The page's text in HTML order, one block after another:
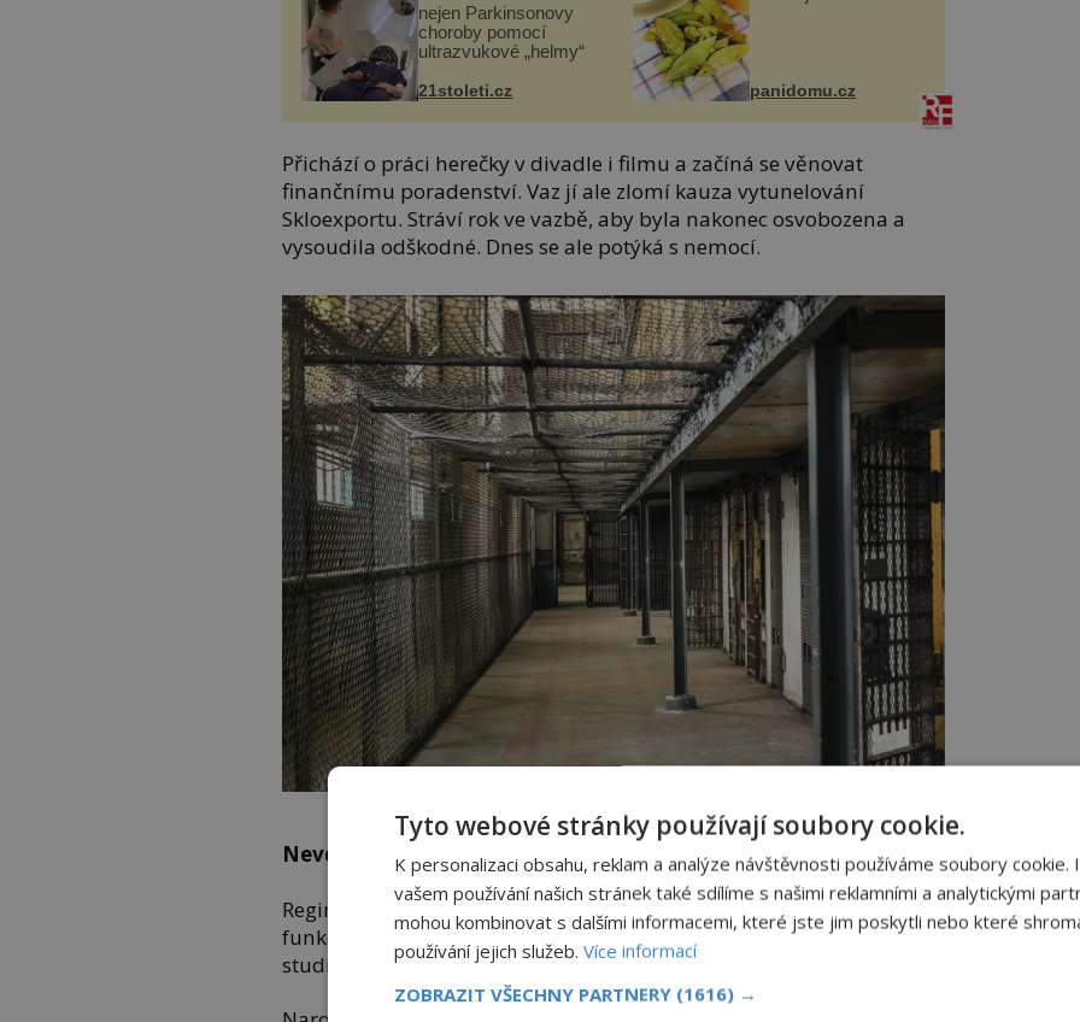
nejen Parkinsonovy
choroby pomocí
ultrazvukové „helmy“
21stoleti.cz panidomu.cz
Přichází o práci herečky v divadle i filmu a začíná se věnovat
finančnímu poradenství. Vaz jí ale zlomí kauza vytunelování
Skloexportu. Stráví rok ve vazbě, aby byla nakonec osvobozena a
vysoudila odškodné. Dnes se ale potýká s nemocí.
Nevděčný kádrový profil
Regina Rázlová přichází na svět do rodiny komunistického
funkcionáře a inženýraStanislava Rázla(1920–1999). Má proto pro
studium prestižních škol požadovaný kádrový profil.
Tyto webové stránky používají soubory cookie.
K personalizaci obsahu, reklam a analýze návštěvnosti používáme soubory cookie.
vašem používání našich stránek také sdílíme s našimi reklamními a analytickými
mohou kombinovat s dalšími informacemi, které jste jim poskytli nebo které
používání jejich služeb. Více informací
ZOBRAZIT VŠECHNY PARTNERY (1616) →